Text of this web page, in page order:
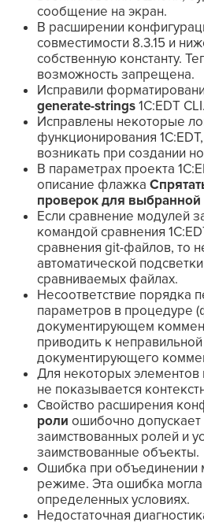
сообщение на экран.
В расширении
совместимости 8.3.15 и
собственную константу.
возможность запрещена.
Исправили
generate-strings1C:EDT CLI.
Исправлены некоторые
функционирования
возникать при создании
В параметрах проекта
описание флажка
проверок для выбранной
Если сравнение модулей
командой сравнения
сравнения git-файлов, то
автоматической
сравниваемых файлах.
Несоответствие порядка
параметров в процедуре
документирующем
приводить к
документирующего
Для некоторых элементов
не показывается
Свойство расширения
роли ошибочно допускает
заимствованных ролей и
заимствованные объекты.
Ошибка при объединении
режиме. Эта ошибка могла
определенных условиях.
Недостаточная